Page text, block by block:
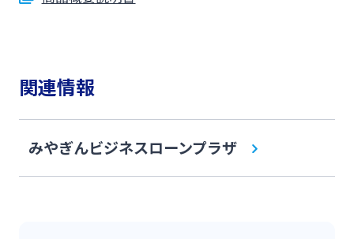
関連情報
みやぎんビジネスローンプラザ